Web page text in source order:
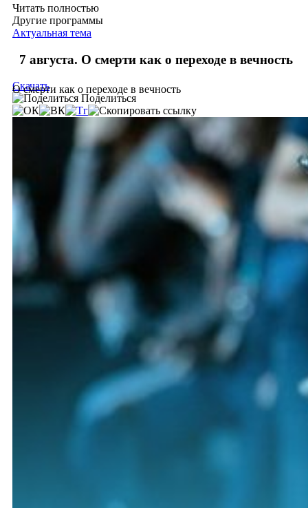
Читать полностью
Другие программы
Актуальная тема
7 августа. О смерти как о переходе в вечность
О смерти как о переходе в вечность
Скачать
Поделиться